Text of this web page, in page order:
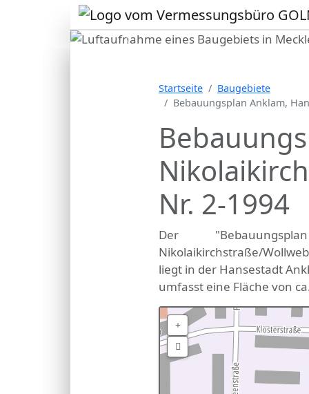
Vorheriges Bild
Startseite
Baugebiete
Bebauungsplan Anklam,
Nr. 2-1994
Der
Nikolaikirchstraße/
liegt in der Hansestadt
umfasst eine Fläche von